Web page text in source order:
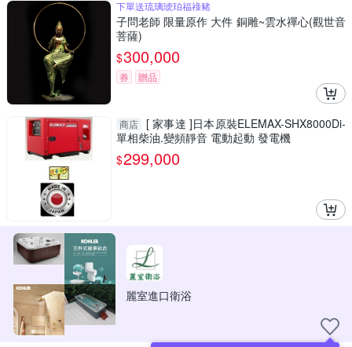
下單送琉璃琥珀福祿豬
子問老師 限量原作 大件 銅雕~雲水禪心(觀世音
菩薩)
$300,000
券 贈品
商店 [ 家事達 ]日本原裝ELEMAX-SHX8000Di-
單相柴油.變頻靜音 電動起動 發電機
$299,000
麗室進口衛浴